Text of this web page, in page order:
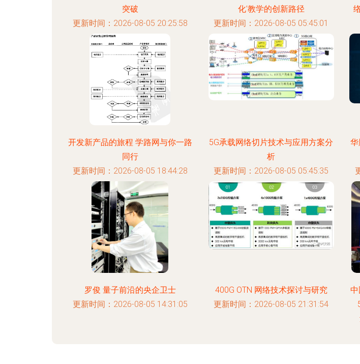
突破
更新时间：2026-08-05 20:25:58
化’教学的创新路径
更新时间：2026-08-05 05:45:01
开发新产品的旅程 学路网与你一路
同行
更新时间：2026-08-05 18:44:28
5G承载网络切片技术与应用方案分
析
更新时间：2026-08-05 05:45:35
罗俊 量子前沿的央企卫士
更新时间：2026-08-05 14:31:05
400G OTN 网络技术探讨与研究
更新时间：2026-08-05 21:31:54